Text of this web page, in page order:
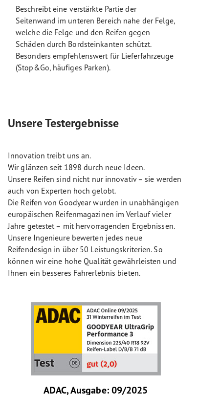
Beschreibt eine verstärkte Partie der
Seitenwand im unteren Bereich nahe der Felge,
welche die Felge und den Reifen gegen
Schäden durch Bordsteinkanten schützt.
Besonders empfehlenswert für Lieferfahrzeuge
(Stop&Go, häufiges Parken).
Unsere Testergebnisse
Innovation treibt uns an.
Wir glänzen seit 1898 durch neue Ideen.
Unsere Reifen sind nicht nur innovativ – sie werden
auch von Experten hoch gelobt.
Die Reifen von Goodyear wurden in unabhängigen
europäischen Reifenmagazinen im Verlauf vieler
Jahre getestet – mit hervorragenden Ergebnissen.
Unsere Ingenieure bewerten jedes neue
Reifendesign in über 50 Leistungskriterien. So
können wir eine hohe Qualität gewährleisten und
Ihnen ein besseres Fahrerlebnis bieten.
ADAC, Ausgabe: 09/2025